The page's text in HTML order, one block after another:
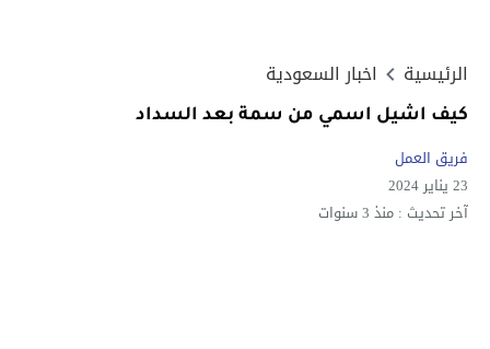
الرئيسية اخبار السعودية
كيف اشيل اسمي من سمة بعد السداد
فريق العمل
23 يناير 2024
آخر تحديث : منذ 3 سنوات